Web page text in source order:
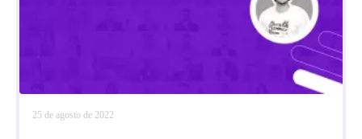
25 de agosto de 2022